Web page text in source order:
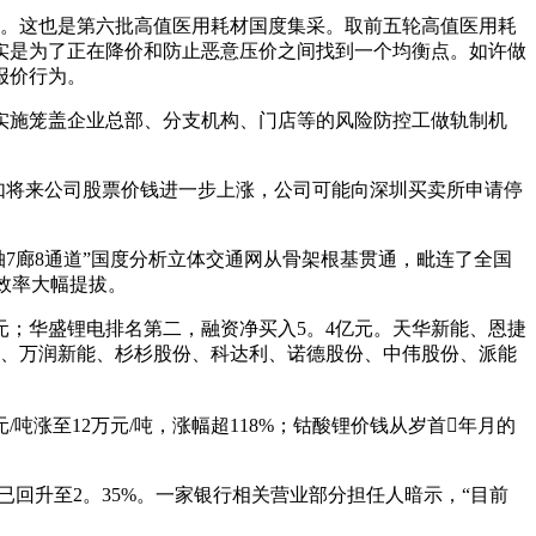
也是第六批高值医用耗材国度集采。取前五轮高值医用耗
为了正在降价和防止恶意压价之间找到一个均衡点。如许做
行为。
笼盖企业总部、分支机构、门店等的风险防控工做轨制机
来公司股票价钱进一步上涨，公司可能向深圳买卖所申请停
8通道”国度分析立体交通网从骨架根基贯通，毗连了全国
大幅提拔。
华盛锂电排名第二，融资净买入5。4亿元。天华新能、恩捷
万润新能、杉杉股份、科达利、诺德股份、中伟股份、派能
涨至12万元/吨，涨幅超118%；钴酸锂价钱从岁首年月的
升至2。35%。一家银行相关营业部分担任人暗示，“目前